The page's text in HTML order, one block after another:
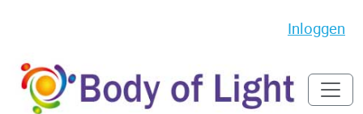
Inloggen